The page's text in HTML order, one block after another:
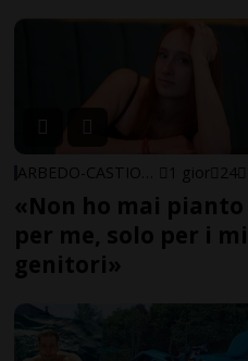
1 gior 24
«Non ho mai pianto
per me, solo per i
genitori»